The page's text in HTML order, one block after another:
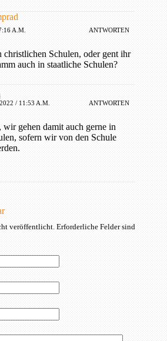
A.M. ANTWORTEN
christlichen Schulen, oder gent ihr
auch in staatliche Schulen?
/ 11:53 A.M. ANTWORTEN
gehen damit auch gerne in
sofern wir von den Schule
veröffentlicht. Erforderliche Felder sind